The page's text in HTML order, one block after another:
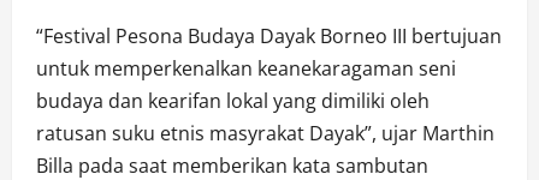
“Festival Pesona Budaya Dayak Borneo III bertujuan
untuk memperkenalkan keanekaragaman seni
budaya dan kearifan lokal yang dimiliki oleh
ratusan suku etnis masyrakat Dayak”, ujar Marthin
Billa pada saat memberikan kata sambutan